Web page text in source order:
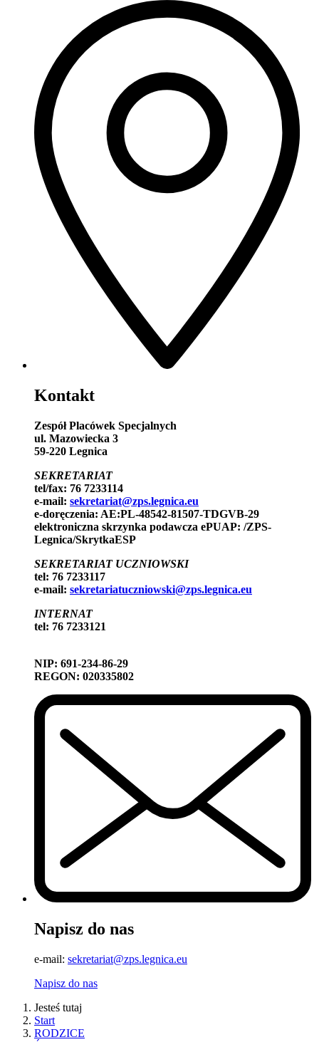
Kontakt
Zespół Placówek Specjalnych
ul. Mazowiecka 3
59-220 Legnica
SEKRETARIAT
tel/fax: 76 7233114
e-mail: sekretariat@zps.legnica.eu
e-doręczenia: AE:PL-48542-81507-TDGVB-29
elektroniczna skrzynka podawcza ePUAP: /ZPS-
Legnica/SkrytkaESP
SEKRETARIAT UCZNIOWSKI
tel: 76 7233117
e-mail: sekretariatuczniowski@zps.legnica.eu
INTERNAT
tel: 76 7233121
NIP: 691-234-86-29
REGON: 020335802
Napisz do nas
e-mail: sekretariat@zps.legnica.eu
Napisz do nas
Jesteś tutaj
Start
RODZICE